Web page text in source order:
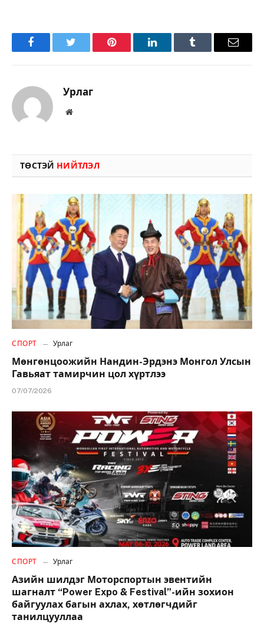
FacebookTwitter Pinterest LinkedInTumblr Имэйл
Урлаг
Вэбсайт
ТӨСТЭЙ НИЙТЛЭЛ
СПОРТ Урлаг
Мөнгөнцоожийн Нандин-Эрдэнэ Монгол Улсын
Гавьяат тамирчин цол хүртлээ
07/07/2026
СПОРТ Урлаг
Азийн шилдэг Моторспортын эвентийн
шагналт “Power Expo & Festival”-ийн зохион
байгуулах багын ахлах, хөтлөгчдийг
танилцууллаа